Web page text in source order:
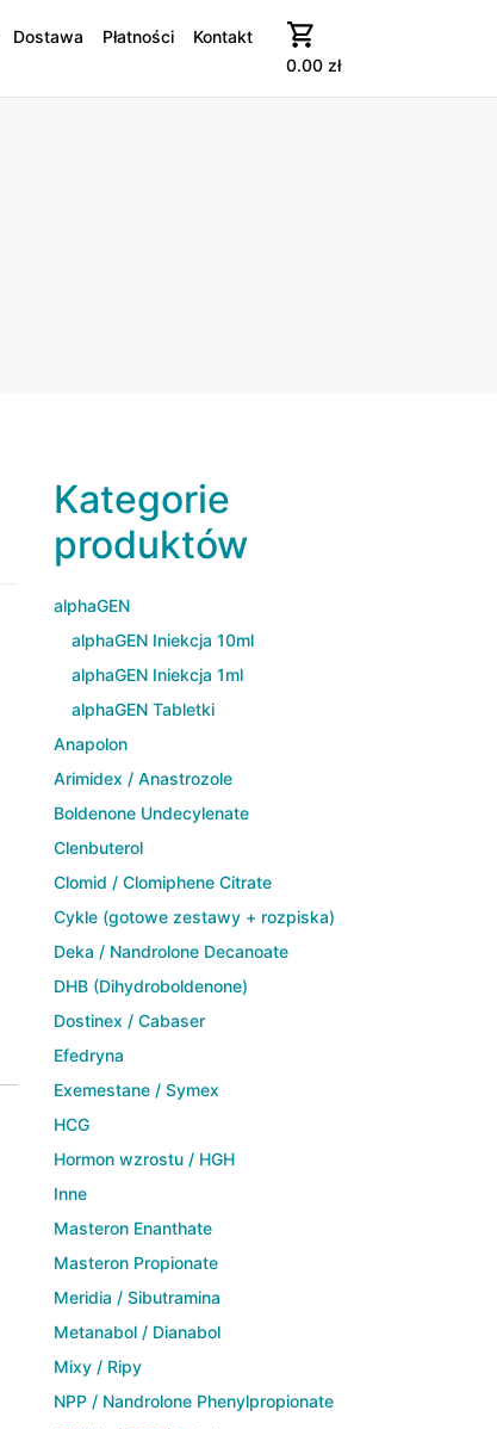
Dostawa Płatności
Kontakt
0.00 zł
Kategorie
produktów
alphaGEN
alphaGEN Iniekcja 10ml
alphaGEN Iniekcja 1ml
alphaGEN Tabletki
Anapolon
Arimidex / Anastrozole
Boldenone Undecylenate
Clenbuterol
Clomid / Clomiphene Citrate
Cykle (gotowe zestawy + rozpiska)
Deka / Nandrolone Decanoate
DHB (Dihydroboldenone)
Dostinex / Cabaser
Efedryna
Exemestane / Symex
HCG
Hormon wzrostu / HGH
Inne
Masteron Enanthate
Masteron Propionate
Meridia / Sibutramina
Metanabol / Dianabol
Mixy / Ripy
NPP / Nandrolone Phenylpropionate